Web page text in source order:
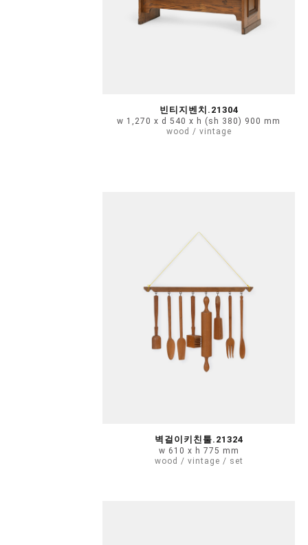
빈티지벤치.21304
w 1,270 x d 540 x h (sh 380) 900 mm
wood / vintage
벽걸이키친툴.21324
w 610 x h 775 mm
wood / vintage / set